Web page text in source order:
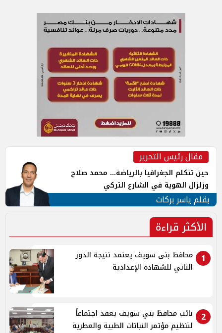
مقال رئيس التحرير
حين تتكلم الجغرافيا بالرياضة... محمد صلاح
وزلزال الهوية في الشارع التركي
بقلم ياسر بركات
الأكثر قراءة
1
محافظ بنى سويف يعتمد نتيجة الدور
الثاني للشهادة الإعدادية
2
نائب محافظ بني سويف يعقد اجتماعاً
لتنظيم مؤتمر النباتات الطبية والعطرية